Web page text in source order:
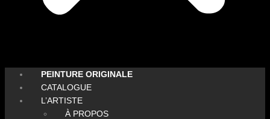
PEINTURE ORIGINALE
CATALOGUE
L’ARTISTE
À PROPOS